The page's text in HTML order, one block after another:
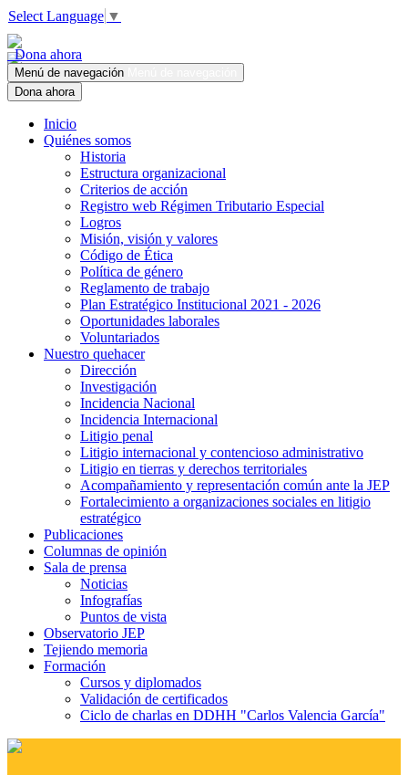
Select Language ▼
Dona ahora
Menú de navegación
Dona ahora
Inicio
Quiénes somos
Historia
Estructura organizacional
Criterios de acción
Registro web Régimen Tributario Especial
Logros
Misión, visión y valores
Código de Ética
Política de género
Reglamento de trabajo
Plan Estratégico Institucional 2021 - 2026
Oportunidades laborales
Voluntariados
Nuestro quehacer
Dirección
Investigación
Incidencia Nacional
Incidencia Internacional
Litigio penal
Litigio internacional y contencioso administrativo
Litigio en tierras y derechos territoriales
Acompañamiento y representación común ante la JEP
Fortalecimiento a organizaciones sociales en litigio
estratégico
Publicaciones
Columnas de opinión
Sala de prensa
Noticias
Infografías
Puntos de vista
Observatorio JEP
Tejiendo memoria
Formación
Cursos y diplomados
Validación de certificados
Ciclo de charlas en DDHH "Carlos Valencia García"